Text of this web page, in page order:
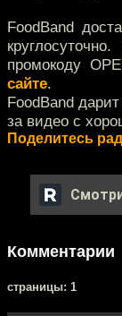
FoodBand
промокоду
сайте.
FoodBand
за видео с
Поделитесь
Комментарии
cтраницы: 1